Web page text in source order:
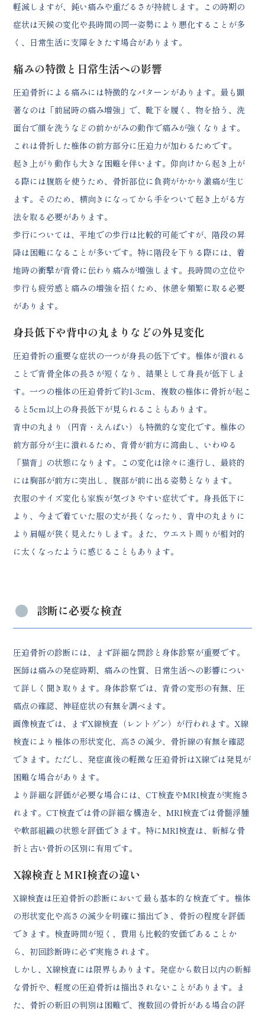
軽減しますが、鈍い痛みや重だるさが持続します。この時期の
症状は天候の変化や長時間の同一姿勢により悪化することが多
く、日常生活に支障をきたす場合があります。
痛みの特徴と日常生活への影響
圧迫骨折による痛みには特徴的なパターンがあります。最も顕
著なのは「前屈時の痛み増強」で、靴下を履く、物を拾う、洗
面台で顔を洗うなどの前かがみの動作で痛みが強くなります。
これは骨折した椎体の前方部分に圧迫力が加わるためです。
起き上がり動作も大きな困難を伴います。仰向けから起き上が
る際には腹筋を使うため、骨折部位に負荷がかかり激痛が生じ
ます。そのため、横向きになってから手をついて起き上がる方
法を取る必要があります。
歩行については、平地での歩行は比較的可能ですが、階段の昇
降は困難になることが多いです。特に階段を下りる際には、着
地時の衝撃が背骨に伝わり痛みが増強します。長時間の立位や
歩行も疲労感と痛みの増強を招くため、休憩を頻繁に取る必要
があります。
身長低下や背中の丸まりなどの外見変化
圧迫骨折の重要な症状の一つが身長の低下です。椎体が潰れる
ことで背骨全体の長さが短くなり、結果として身長が低下しま
す。一つの椎体の圧迫骨折で約1-3cm、複数の椎体に骨折が起こ
ると5cm以上の身長低下が見られることもあります。
背中の丸まり（円背・えんぱい）も特徴的な変化です。椎体の
前方部分が主に潰れるため、背骨が前方に湾曲し、いわゆる
「猫背」の状態になります。この変化は徐々に進行し、最終的
には胸部が前方に突出し、腹部が前に出る姿勢となります。
衣服のサイズ変化も家族が気づきやすい症状です。身長低下に
より、今まで着ていた服の丈が長くなったり、背中の丸まりに
より肩幅が狭く見えたりします。また、ウエスト周りが相対的
に太くなったように感じることもあります。
診断に必要な検査
圧迫骨折の診断には、まず詳細な問診と身体診察が重要です。
医師は痛みの発症時期、痛みの性質、日常生活への影響につい
て詳しく聞き取ります。身体診察では、背骨の変形の有無、圧
痛点の確認、神経症状の有無を調べます。
画像検査では、まずX線検査（レントゲン）が行われます。X線
検査により椎体の形状変化、高さの減少、骨折線の有無を確認
できます。ただし、発症直後の軽微な圧迫骨折はX線では発見が
困難な場合があります。
より詳細な評価が必要な場合には、CT検査やMRI検査が実施さ
れます。CT検査では骨の詳細な構造を、MRI検査では骨髄浮腫
や軟部組織の状態を評価できます。特にMRI検査は、新鮮な骨
折と古い骨折の区別に有用です。
X線検査とMRI検査の違い
X線検査は圧迫骨折の診断において最も基本的な検査です。椎体
の形状変化や高さの減少を明確に描出でき、骨折の程度を評価
できます。検査時間が短く、費用も比較的安価であることか
ら、初回診断時に必ず実施されます。
しかし、X線検査には限界もあります。発症から数日以内の新鮮
な骨折や、軽度の圧迫骨折は描出されないことがあります。ま
た、骨折の新旧の判別は困難で、複数回の骨折がある場合の評